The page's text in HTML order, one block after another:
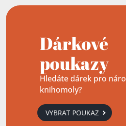
Dárkové
poukazy
Hledáte dárek pro
knihomoly?
VYBRAT POUKAZ